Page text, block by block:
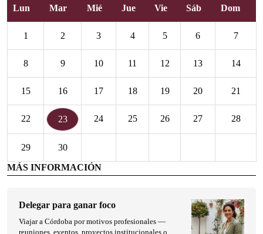
Lun Mar Mié Jue Vie Sáb Dom
1 2 3 4 5 6 7
8 9 10 11 12 13 14
15 16 17 18 19 20 21
22 23 24 25 26 27 28
29
30
MÁS INFORMACIÓN
Delegar para ganar foco
Viajar a Córdoba por motivos profesionales —
reuniones, eventos, proyectos institucionales o